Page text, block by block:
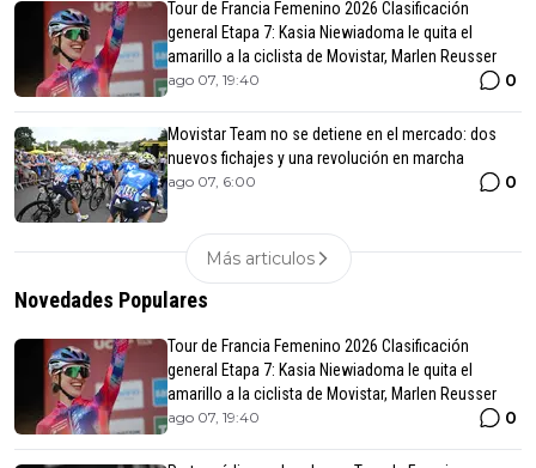
Tour de Francia Femenino 2026 Clasificación
general Etapa 7: Kasia Niewiadoma le quita el
amarillo a la ciclista de Movistar, Marlen Reusser
ago 07, 19:40 0
Movistar Team no se detiene en el mercado: dos
nuevos fichajes y una revolución en marcha
ago 07, 6:00 0
Más articulos
Novedades Populares
Tour de Francia Femenino 2026 Clasificación
general Etapa 7: Kasia Niewiadoma le quita el
amarillo a la ciclista de Movistar, Marlen Reusser
ago 07, 19:40 0